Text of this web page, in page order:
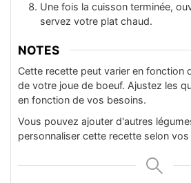
Une fois la cuisson terminée,
servez votre plat chaud.
NOTES
Cette recette peut varier en fonction
de votre joue de boeuf. Ajustez les
en fonction de vos besoins.
Vous pouvez ajouter d'autres
personnaliser cette recette selon